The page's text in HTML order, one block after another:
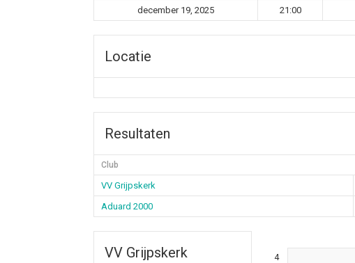
december 19, 2025 21:00
Locatie
Resultaten
Club
VV Grijpskerk
Aduard 2000
VV Grijpskerk 4